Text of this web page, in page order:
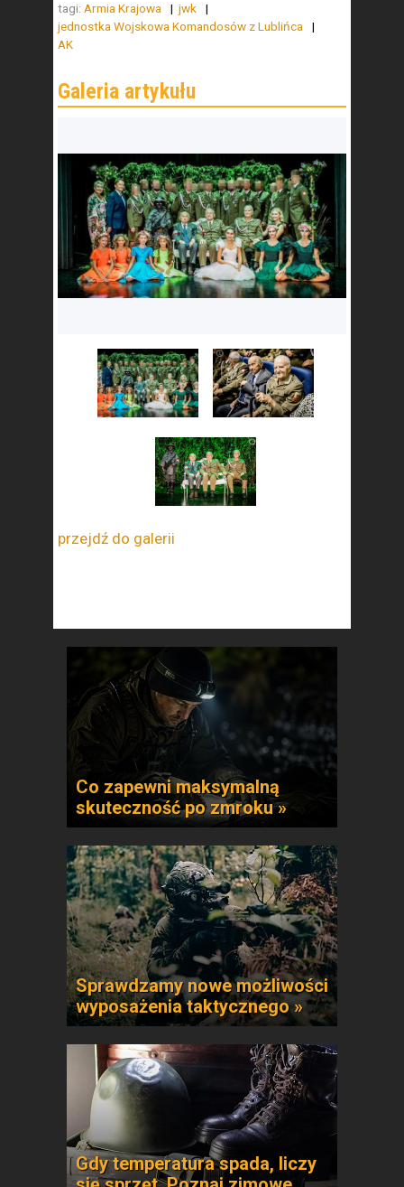
tagi: Armia Krajowa
jwk
jednostka Wojskowa Komandosów z Lublińca
AK
przejdź do galerii
Co zapewni maksymalną
skuteczność po zmroku »
Sprawdzamy nowe możliwości
wyposażenia taktycznego »
Gdy temperatura spada, liczy